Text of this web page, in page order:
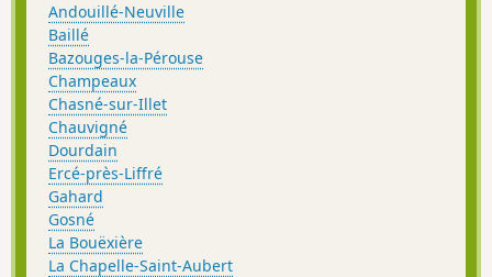
Andouillé-Neuville
Baillé
Bazouges-la-Pérouse
Champeaux
Chasné-sur-Illet
Chauvigné
Dourdain
Ercé-près-Liffré
Gahard
Gosné
La Bouëxière
La Chapelle-Saint-Aubert